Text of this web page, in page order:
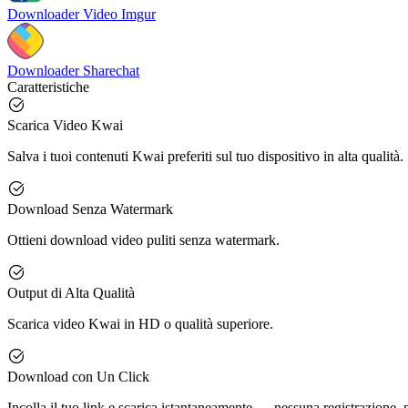
Downloader Video Imgur
Downloader Sharechat
Caratteristiche
Scarica Video Kwai
Salva i tuoi contenuti Kwai preferiti sul tuo dispositivo in alta qualità.
Download Senza Watermark
Ottieni download video puliti senza watermark.
Output di Alta Qualità
Scarica video Kwai in HD o qualità superiore.
Download con Un Click